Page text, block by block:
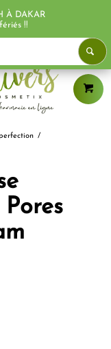
/
À DAKAR
!!